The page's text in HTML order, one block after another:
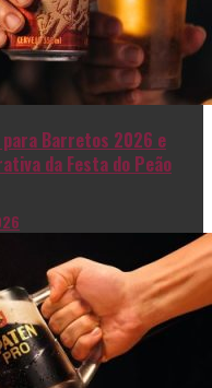
para Barretos 2026 e
da Festa do Peão